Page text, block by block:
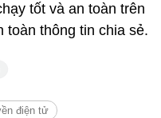
tốt và an toàn trên
toàn thông tin chia sẻ.
điện tử